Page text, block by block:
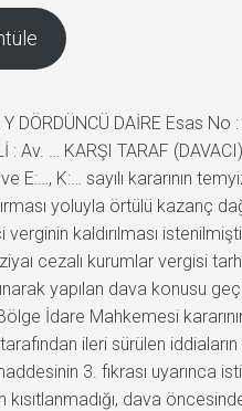
Y DÖRDÜNCÜ DAİRE Esas
: Av. … KARŞI TARAF
E:…, K:… sayılı kararının
yoluyla örtülü kazanç
verginin kaldırılması
cezalı kurumlar vergisi
yapılan dava konusu
İdare Mahkemesi
ileri sürülen
3. fıkrası uyarınca
kısıtlanmadığı, dava